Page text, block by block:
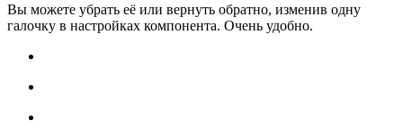
Вы можете убрать её или вернуть обратно, изменив одну
галочку в настройках компонента. Очень удобно.